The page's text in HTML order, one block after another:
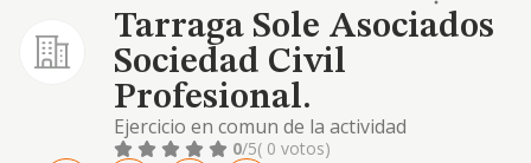
Tarraga Sole Asociados
Sociedad Civil
Profesional.
Ejercicio en comun de la actividad
profesional de la abogacia.
0/5( 0 votos)